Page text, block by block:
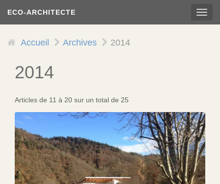
contenu
ECO-ARCHITECTE
Accueil Archives 2014
2014
Articles de 11 à 20 sur un total de 25